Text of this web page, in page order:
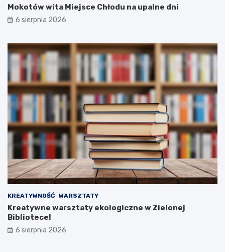
Mokotów wita Miejsce Chłodu na upalne dni
6 sierpnia 2026
KREATYWNOŚĆ WARSZTATY
Kreatywne warsztaty ekologiczne w Zielonej
Bibliotece!
6 sierpnia 2026